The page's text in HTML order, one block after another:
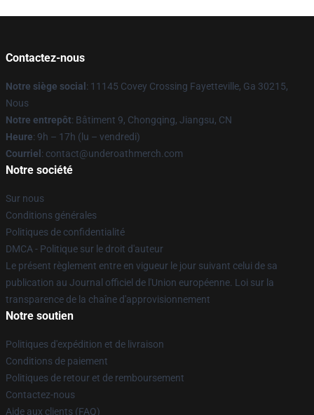
Contactez-nous
Notre siège social : 11145 Covey Crossing Fayetteville, Ga 30215,
Nous
Notre entrepôt: Bâtiment 9, Chongqing, Jiangsu, CN
Heure: 9h – 17h (lu – vendredi)
Courriel : contact@underoathmerch.com
Notre société
Sur nous
Conditions générales
Politiques de confidentialité
DMCA - Politique sur le droit d'auteur
Le présent règlement entre en vigueur le jour suivant celui de sa
publication au Journal officiel de l'Union européenne. Loi sur la
transparence de la chaîne d'approvisionnement
Notre soutien
Politiques d'expédition et de livraison
Conditions de paiement
Politiques de retour et de remboursement
Contactez-nous
Aide aux clients (FAQ)